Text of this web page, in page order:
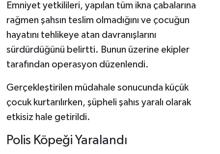
Emniyet yetkilileri, yapılan tüm ikna çabalarına
rağmen şahsın teslim olmadığını ve çocuğun
hayatını tehlikeye atan davranışlarını
sürdürdüğünü belirtti. Bunun üzerine ekipler
tarafından operasyon düzenlendi.
Gerçekleştirilen müdahale sonucunda küçük
çocuk kurtarılırken, şüpheli şahıs yaralı olarak
etkisiz hale getirildi.
Polis Köpeği Yaralandı